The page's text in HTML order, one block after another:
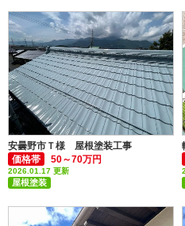
安曇野市Ｔ様 屋根塗装工事
価格帯
50～70万円
2026.01.17 更新
屋根塗装